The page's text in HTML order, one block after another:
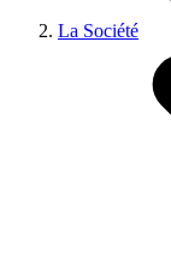
La Société